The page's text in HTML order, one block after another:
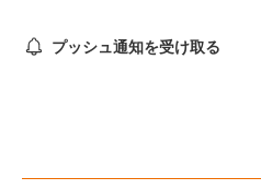
プッシュ通知を受け取る